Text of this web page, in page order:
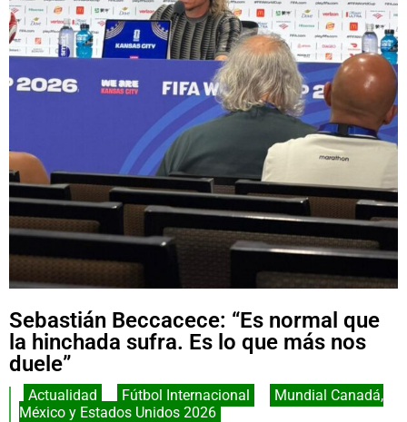
Sebastián Beccacece: “Es normal que
la hinchada sufra. Es lo que más nos
duele”
Actualidad Fútbol Internacional
Mundial Canadá,
México y Estados Unidos 2026